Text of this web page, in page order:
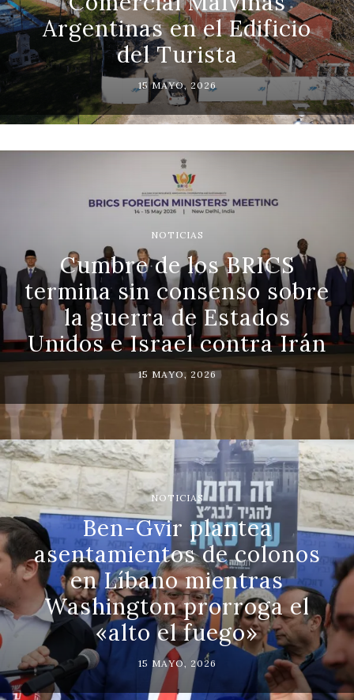
Argentinas en el Edificio
del Turista
15 MAYO, 2026
NOTICIAS
Cumbre de los BRICS
termina sin consenso sobre
la guerra de Estados
Unidos e Israel contra Irán
15 MAYO, 2026
NOTICIAS
Ben-Gvir plantea
asentamientos de colonos
en Líbano mientras
Washington prorroga el
«alto el fuego»
15 MAYO, 2026